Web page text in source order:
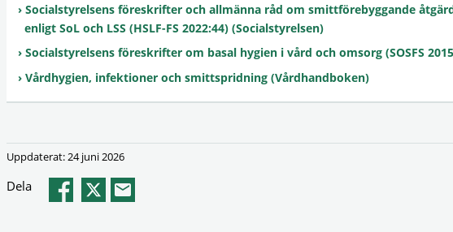
Socialstyrelsens föreskrifter och allmänna råd om smittförebyggande
enligt SoL och LSS (HSLF-FS 2022:44) (Socialstyrelsen)
Socialstyrelsens föreskrifter om basal hygien i vård och omsorg (SOSFS
Vårdhygien, infektioner och smittspridning (Vårdhandboken)
Uppdaterat: 24 juni 2026
Dela